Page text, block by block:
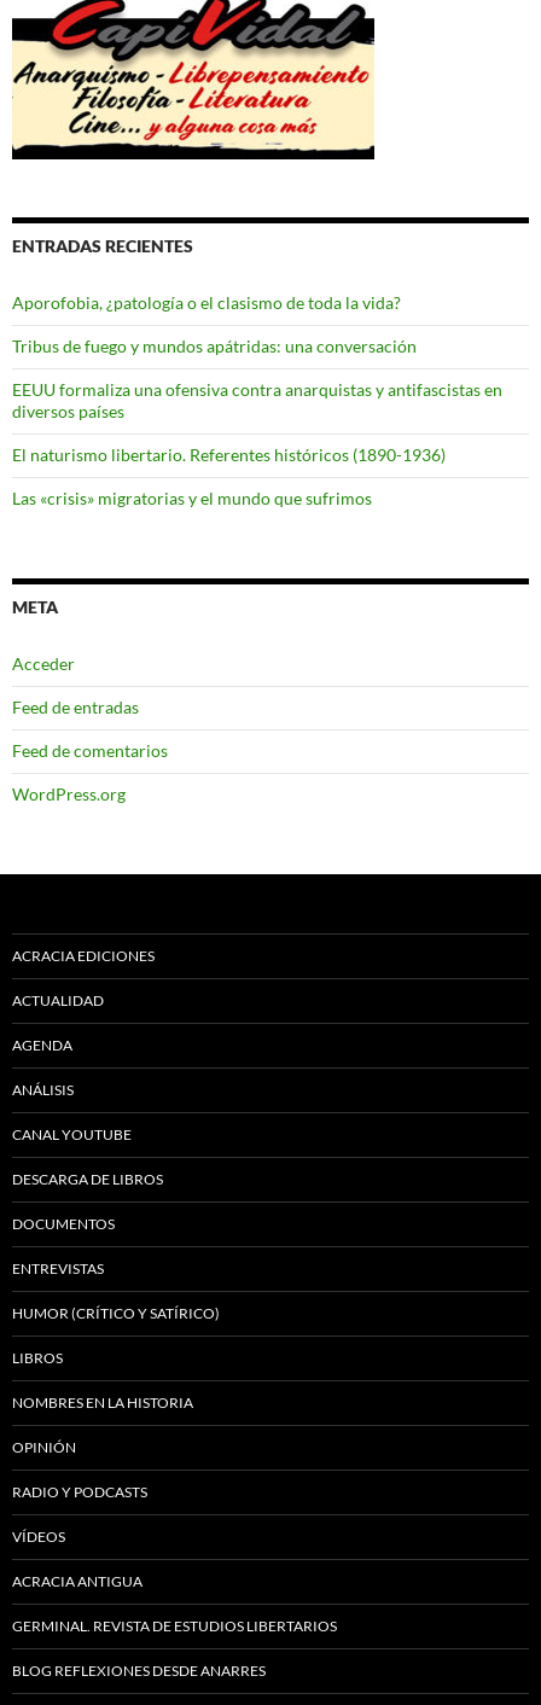
ENTRADAS RECIENTES
Aporofobia, ¿patología o el clasismo de toda la vida?
Tribus de fuego y mundos apátridas: una conversación
EEUU formaliza una ofensiva contra anarquistas y antifascistas en
diversos países
El naturismo libertario. Referentes históricos (1890-1936)
Las «crisis» migratorias y el mundo que sufrimos
META
Acceder
Feed de entradas
Feed de comentarios
WordPress.org
ACRACIA EDICIONES
ACTUALIDAD
AGENDA
ANÁLISIS
CANAL YOUTUBE
DESCARGA DE LIBROS
DOCUMENTOS
ENTREVISTAS
HUMOR (CRÍTICO Y SATÍRICO)
LIBROS
NOMBRES EN LA HISTORIA
OPINIÓN
RADIO Y PODCASTS
VÍDEOS
ACRACIA ANTIGUA
GERMINAL. REVISTA DE ESTUDIOS LIBERTARIOS
BLOG REFLEXIONES DESDE ANARRES